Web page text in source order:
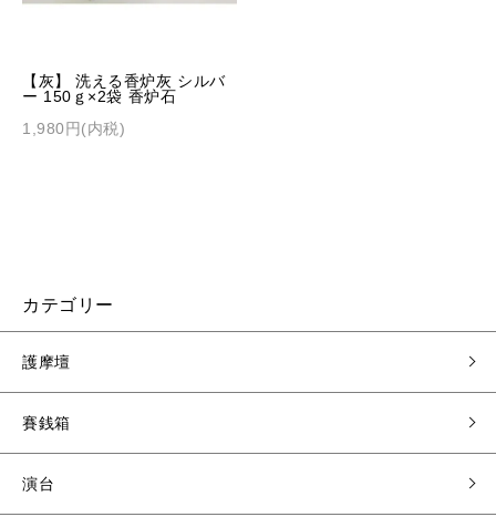
【灰】 洗える香炉灰 シルバ
ー 150ｇ×2袋 香炉石
1,980円(内税)
カテゴリー
護摩壇
賽銭箱
演台